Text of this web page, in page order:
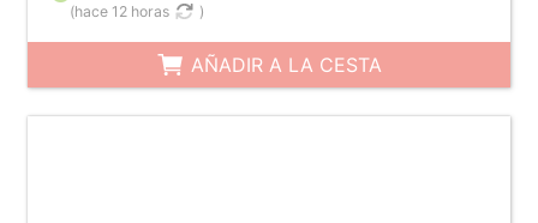
(hace 12 horas )
AÑADIR A LA CESTA